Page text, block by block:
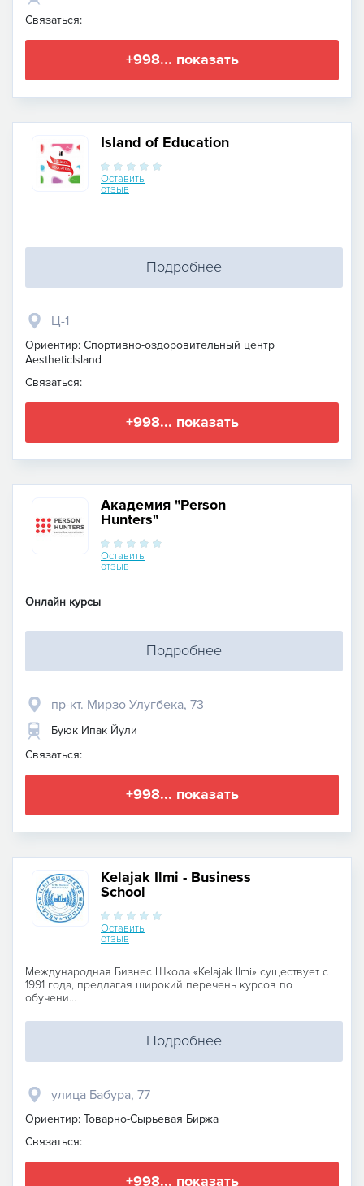
Связаться:
+998... показать
Island of Education
Оставить
отзыв
Подробнее
Ц-1
Ориентир: Спортивно-оздоровительный центр
AestheticIsland
Связаться:
+998... показать
Академия "Person
Hunters"
Оставить
отзыв
Онлайн курсы
Подробнее
пр-кт. Мирзо Улугбека, 73
Буюк Ипак Йули
Связаться:
+998... показать
Kelajak Ilmi - Business
School
Оставить
отзыв
Международная Бизнес Школа «Kelajak Ilmi» существует с
1991 года, предлагая широкий перечень курсов по
обучени...
Подробнее
улица Бабура, 77
Ориентир: Товарно-Сырьевая Биржа
Связаться:
+998... показать